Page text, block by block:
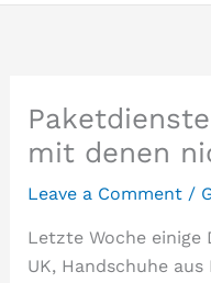
mit denen
Leave a Comment /
Letzte Woche einige
UK, Handschuhe